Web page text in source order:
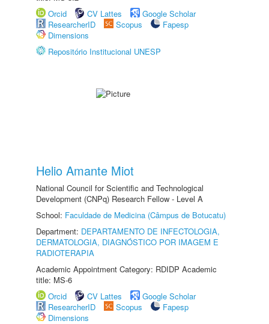
Orcid
CV Lattes
Google Scholar
ResearcherID
Scopus
Fapesp
Dimensions
Repositório Institucional UNESP
Helio Amante Miot
National Council for Scientific and Technological
Development (CNPq) Research Fellow - Level A
School: Faculdade de Medicina (Câmpus de Botucatu)
Department: DEPARTAMENTO DE INFECTOLOGIA,
DERMATOLOGIA, DIAGNÓSTICO POR IMAGEM E
RADIOTERAPIA
Academic Appointment Category: RDIDP Academic
title: MS-6
Orcid
CV Lattes
Google Scholar
ResearcherID
Scopus
Fapesp
Dimensions